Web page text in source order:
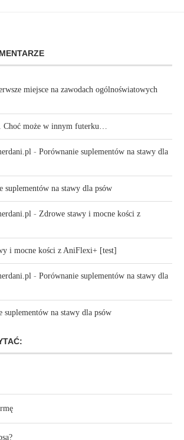
miejsce na zawodach ogólnoświatowych
może w innym futerku…
- Porównanie suplementów na stawy dla
suplementów na stawy dla psów
- Zdrowe stawy i mocne kości z
i mocne kości z AniFlexi+ [test]
- Porównanie suplementów na stawy dla
suplementów na stawy dla psów